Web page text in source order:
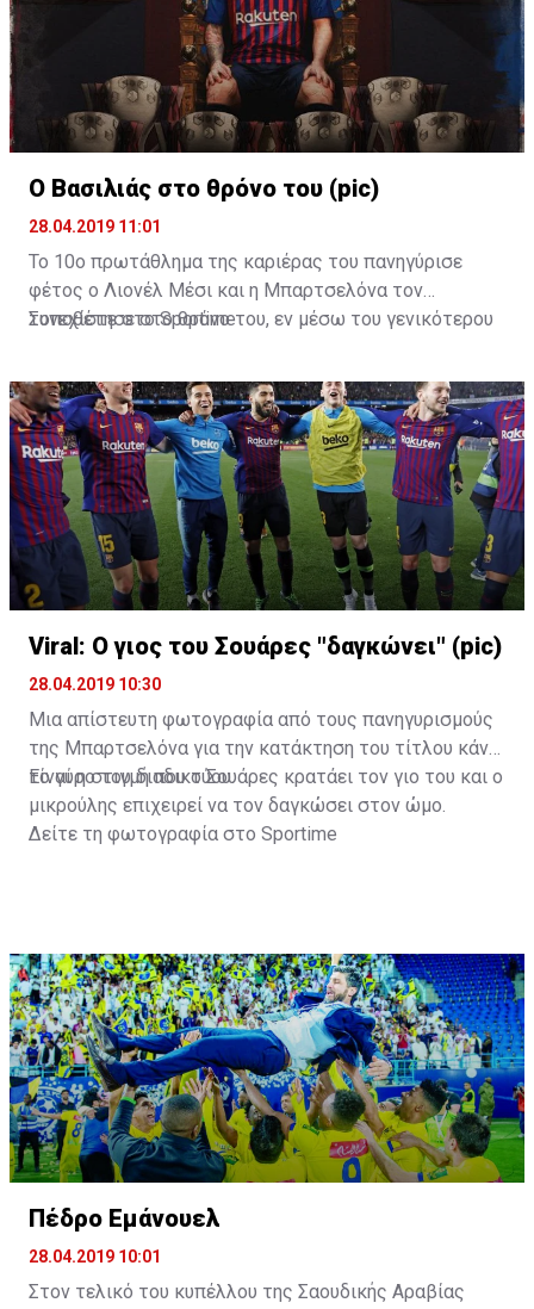
Ο Βασιλιάς στο θρόνο του (pic)
28.04.2019 11:01
Το 10ο πρωτάθλημα της καριέρας του πανηγύρισε
φέτος ο Λιονέλ Μέσι και η Μπαρτσελόνα τον
τοποθέτησε στο θρόνο του, εν μέσω του γενικότερου
Συνεχίστε στοSportime
Viral: Ο γιος του Σουάρες "δαγκώνει" (pic)
28.04.2019 10:30
Μια απίστευτη φωτογραφία από τους πανηγυρισμούς
της Μπαρτσελόνα για την κατάκτηση του τίτλου κάνει
το γύρο του διαδικτύου.
Είναι η στιγμή που ο Σουάρες κρατάει τον γιο του και ο
μικρούλης επιχειρεί να τον δαγκώσει στον ώμο.
Δείτε τη φωτογραφία στο Sportime
Πέδρο Εμάνουελ
28.04.2019 10:01
Στον τελικό του κυπέλλου της Σαουδικής Αραβίας